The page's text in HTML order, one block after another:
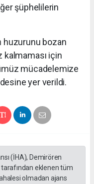
şüphelilerin
huzurunu bozan
kalmaması için
mücadelemize
yer verildi.
(İHA), Demirören
tarafından eklenen tüm
olmadan ajans